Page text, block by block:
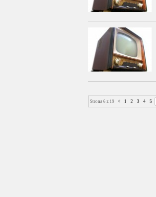
Strona 6 z 19 < 1 2 3 4 5